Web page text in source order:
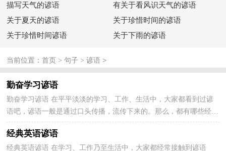
描写天气的谚语
有关于看风识天气的谚语
关于夏天的谚语
关于珍惜时间的谚语
关于珍惜时间谚语
关于下雨的谚语
当前位置：首页 >句子 >谚语 >
勤奋学习谚语
勤奋学习谚语 在平平淡淡的学习、工作、生活中，大家都看到过谚
语吧，谚语一般是通过口头传播，流传下来的。那么，都有哪些经典
谚语呢？以下是小编整理的勤奋学习谚语，希望能够帮助到...
经典英语谚语
经典英语谚语 在学习、工作乃至生活中，大家都经常接触到谚语